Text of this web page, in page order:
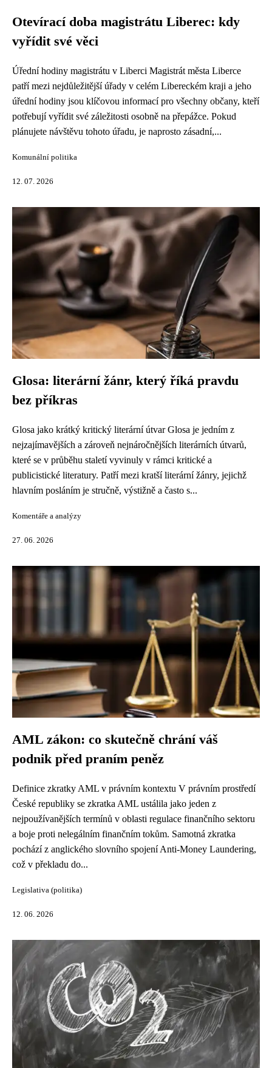
Otevírací doba magistrátu Liberec: kdy
vyřídit své věci
Úřední hodiny magistrátu v Liberci Magistrát města Liberce
patří mezi nejdůležitější úřady v celém Libereckém kraji a jeho
úřední hodiny jsou klíčovou informací pro všechny občany, kteří
potřebují vyřídit své záležitosti osobně na přepážce. Pokud
plánujete návštěvu tohoto úřadu, je naprosto zásadní,...
Komunální politika
12. 07. 2026
Glosa: literární žánr, který říká pravdu
bez příkras
Glosa jako krátký kritický literární útvar Glosa je jedním z
nejzajímavějších a zároveň nejnáročnějších literárních útvarů,
které se v průběhu staletí vyvinuly v rámci kritické a
publicistické literatury. Patří mezi kratší literární žánry, jejichž
hlavním posláním je stručně, výstižně a často s...
Komentáře a analýzy
27. 06. 2026
AML zákon: co skutečně chrání váš
podnik před praním peněz
Definice zkratky AML v právním kontextu V právním prostředí
České republiky se zkratka AML ustálila jako jeden z
nejpoužívanějších termínů v oblasti regulace finančního sektoru
a boje proti nelegálním finančním tokům. Samotná zkratka
pochází z anglického slovního spojení Anti-Money Laundering,
což v překladu do...
Legislativa (politika)
12. 06. 2026